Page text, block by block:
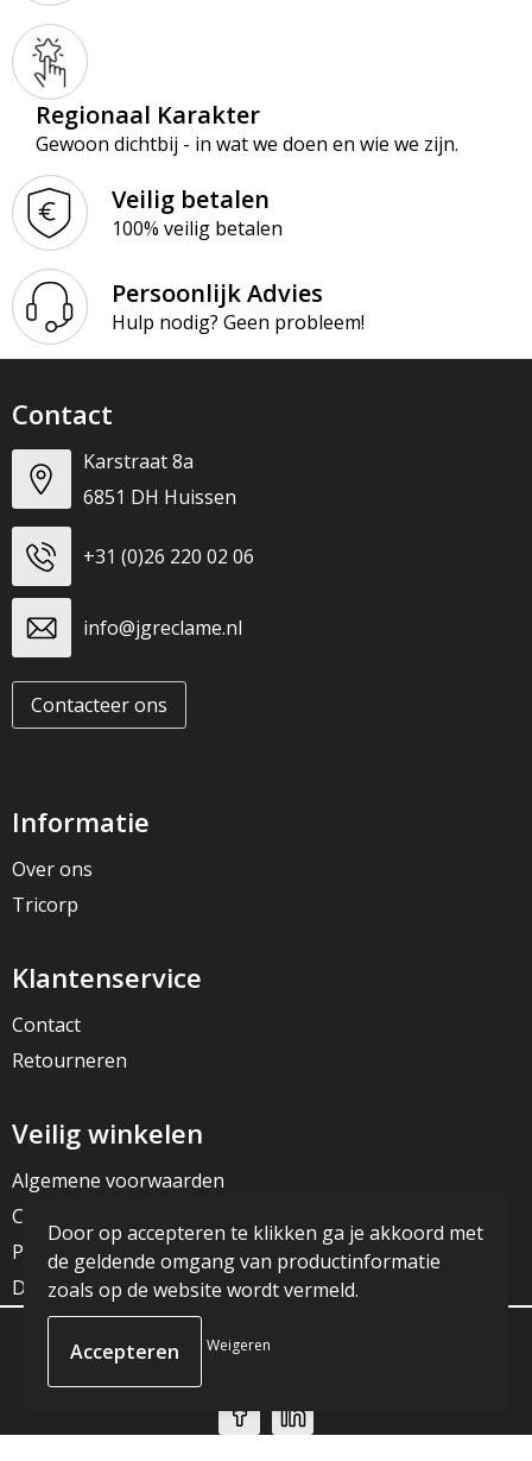
Regionaal Karakter
Gewoon dichtbij - in wat we doen en wie we zijn.
Veilig betalen
100% veilig betalen
Persoonlijk Advies
Hulp nodig? Geen probleem!
Contact
Karstraat 8a
6851 DH Huissen
+31 (0)26 220 02 06
info@jgreclame.nl
Contacteer ons
Informatie
Over ons
Tricorp
Klantenservice
Contact
Retourneren
Veilig winkelen
Algemene voorwaarden
Cookieverklaring
Privacyverklaring
Disclaimer
© Copyright JG Reclame 2023
Door op accepteren te klikken ga je akkoord met
de geldende omgang van productinformatie
zoals op de website wordt vermeld.
Weigeren